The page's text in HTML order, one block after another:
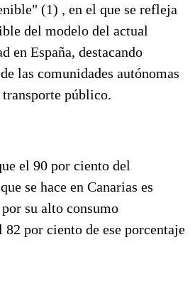
(1) , en el que se refleja
del modelo del actual
en España, destacando
las comunidades autónomas
público.
el 90 por ciento del
se hace en Canarias es
su alto consumo
por ciento de ese porcentaje